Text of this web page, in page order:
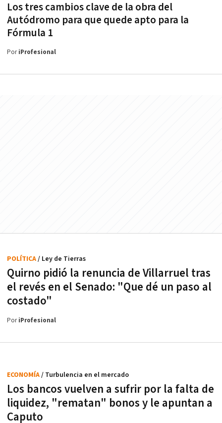
Los tres cambios clave de la obra del
Autódromo para que quede apto para la
Fórmula 1
PoriProfesional
Quirno pidió la renuncia de Villarruel tras
el revés en el Senado: "Que dé un paso al
costado"
POLÍTICA/ Ley de Tierras
PoriProfesional
Los bancos vuelven a sufrir por la falta de
liquidez, "rematan" bonos y le apuntan a
Caputo
ECONOMÍA/ Turbulencia en el mercado